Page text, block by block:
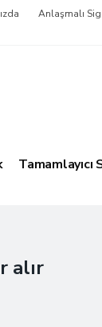
Anlaşmalı
Tamamlayıcı
alır